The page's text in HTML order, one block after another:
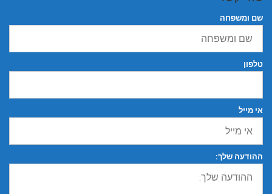
שם ומשפחה
טלפון
אי מייל
ההודעה שלך: